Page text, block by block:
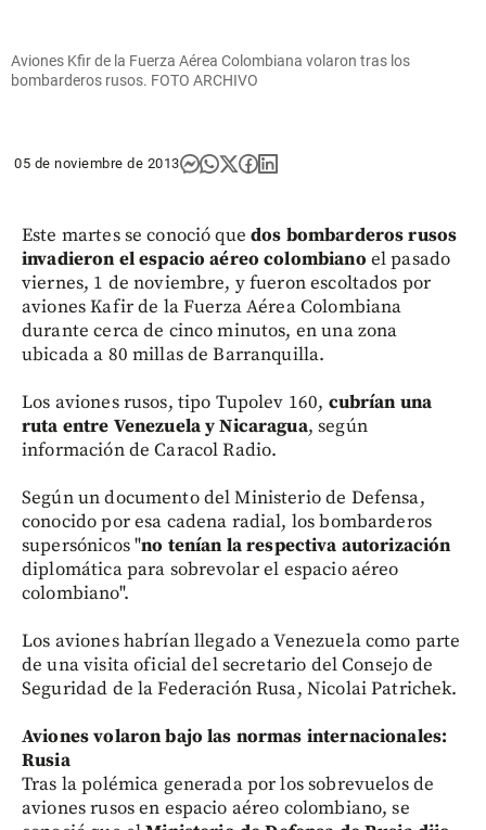
Aviones Kfir de la Fuerza Aérea Colombiana volaron tras los
bombarderos rusos. FOTO ARCHIVO
05 de noviembre de 2013
Este martes se conoció quedos bombarderos rusos
invadieron el espacio aéreo colombiano el pasado
viernes, 1 de noviembre, y fueron escoltados por
aviones Kafir de la Fuerza Aérea Colombiana
durante cerca de cinco minutos, en una zona
ubicada a 80 millas de Barranquilla.
Los aviones rusos, tipo Tupolev 160, cubrían una
ruta entre Venezuela y Nicaragua, según
información de Caracol Radio.
Según un documento del Ministerio de Defensa,
conocido por esa cadena radial, los bombarderos
supersónicos "no tenían la respectiva autorización
diplomática para sobrevolar el espacio aéreo
colombiano".
Los aviones habrían llegado a Venezuela como parte
de una visita oficial del secretario del Consejo de
Seguridad de la Federación Rusa, Nicolai Patrichek.
Aviones volaron bajo las normas internacionales:
Rusia
Tras la polémica generada por los sobrevuelos de
aviones rusos en espacio aéreo colombiano, se